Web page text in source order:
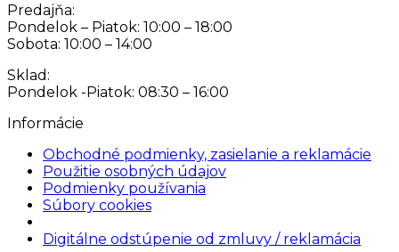
Predajňa:
Pondelok – Piatok: 10:00 – 18:00
Sobota: 10:00 – 14:00
Sklad:
Pondelok -Piatok: 08:30 – 16:00
Informácie
Obchodné podmienky, zasielanie a reklamácie
Použitie osobných údajov
Podmienky používania
Súbory cookies
Digitálne odstúpenie od zmluvy / reklamácia